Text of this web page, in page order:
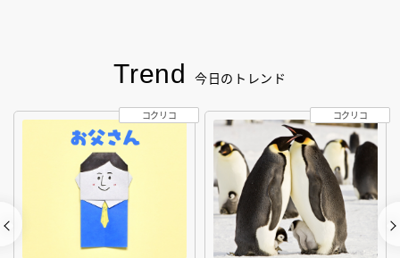
Trend 今日のトレンド
コクリコ コクリコ